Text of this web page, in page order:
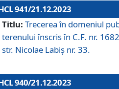
941/21.12.2023
Titlu: Trecerea în domeniul
terenului înscris în C.F. nr.
str. Nicolae Labiș nr. 33.
940/21.12.2023